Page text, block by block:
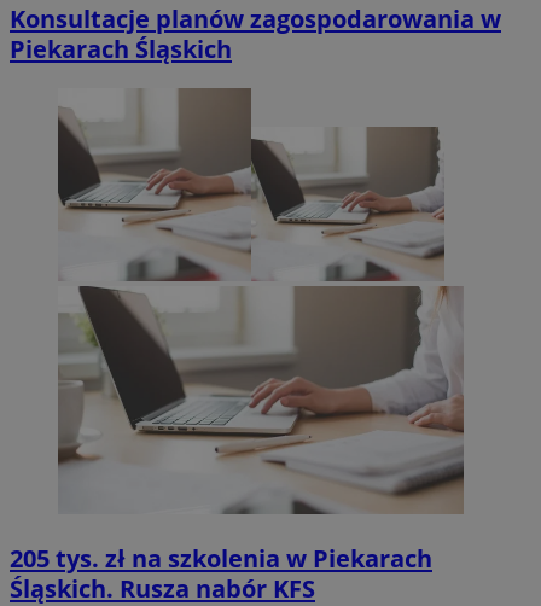
Konsultacje planów zagospodarowania w
Piekarach Śląskich
205 tys. zł na szkolenia w Piekarach
Śląskich. Rusza nabór KFS